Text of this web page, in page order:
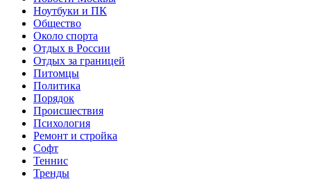
Ноутбуки и ПК
Общество
Около спорта
Отдых в России
Отдых за границей
Питомцы
Политика
Порядок
Происшествия
Психология
Ремонт и стройка
Софт
Теннис
Тренды